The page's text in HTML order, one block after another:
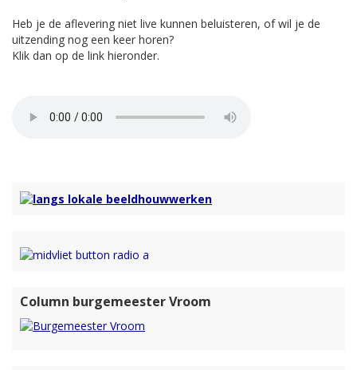
Heb je de aflevering niet live kunnen beluisteren, of wil je de
uitzending nog een keer horen?
Klik dan op de link hieronder.
Column burgemeester Vroom